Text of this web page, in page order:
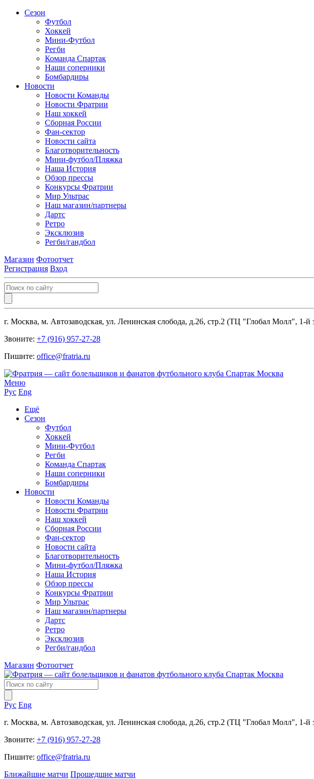
Сезон
Футбол
Хоккей
Мини-Футбол
Регби
Команда Спартак
Наши соперники
Бомбардиры
Новости
Новости Команды
Новости Фратрии
Наш хоккей
Сборная России
Фан-cектор
Новости сайта
Благотворительность
Мини-футбол/Пляжка
Наша История
Обзор прессы
Конкурсы Фратрии
Мир Ультрас
Наш магазин/партнеры
Дартс
Ретро
Эксклюзив
Регби/гандбол
Магазин Фотоотчет
Регистрация Вход
г. Москва, м. Автозаводская, ул. Ленинская слобода, д.26, стр.2 (ТЦ "Глобал Молл", 1-й
Звоните: +7 (916) 957-27-28
Пишите: office@fratria.ru
Меню
Рус Eng
Ещё
Сезон
Футбол
Хоккей
Мини-Футбол
Регби
Команда Спартак
Наши соперники
Бомбардиры
Новости
Новости Команды
Новости Фратрии
Наш хоккей
Сборная России
Фан-cектор
Новости сайта
Благотворительность
Мини-футбол/Пляжка
Наша История
Обзор прессы
Конкурсы Фратрии
Мир Ультрас
Наш магазин/партнеры
Дартс
Ретро
Эксклюзив
Регби/гандбол
Магазин Фотоотчет
Рус Eng
г. Москва, м. Автозаводская, ул. Ленинская слобода, д.26, стр.2 (ТЦ "Глобал Молл", 1-й
Звоните: +7 (916) 957-27-28
Пишите: office@fratria.ru
Ближайшие матчи Прошедшие матчи